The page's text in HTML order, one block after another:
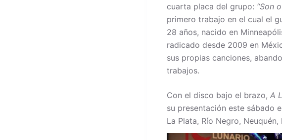
cuarta placa del grupo: “Son
primero trabajo en el cual el
28 años, nacido en
radicado desde 2009 en
sus propias canciones,
trabajos.
Con el disco bajo el brazo, A
su presentación este sábado
La Plata, Río Negro,